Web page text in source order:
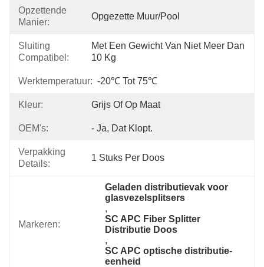
Opzettende
Manier:
Opgezette Muur/Pool
Sluiting
Compatibel:
Met Een Gewicht Van Niet Meer Dan
10 Kg
Werktemperatuur: -20℃ Tot 75℃
Kleur: Grijs Of Op Maat
OEM's: - Ja, Dat Klopt.
Verpakking
Details:
1 Stuks Per Doos
Markeren:
Geladen distributievak voor
glasvezelsplitsers
,
SC APC Fiber Splitter
Distributie Doos
,
SC APC optische distributie-
eenheid